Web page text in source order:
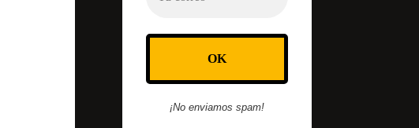
¡No enviamos spam!